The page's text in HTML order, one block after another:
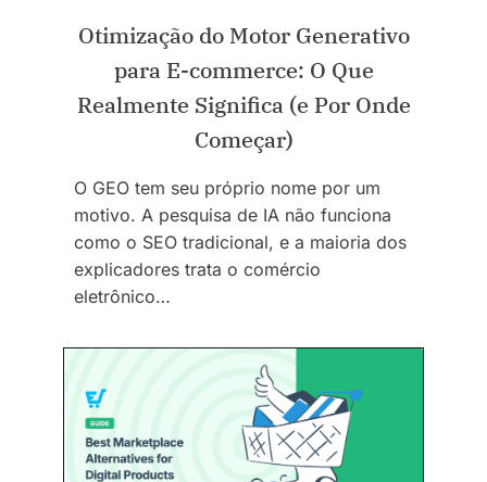
Otimização do Motor Generativo
para E-commerce: O Que
Realmente Significa (e Por Onde
Começar)
O GEO tem seu próprio nome por um
motivo. A pesquisa de IA não funciona
como o SEO tradicional, e a maioria dos
explicadores trata o comércio
eletrônico…